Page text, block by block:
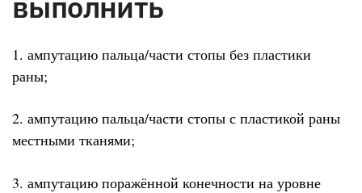
1. ампутацию пальца/части стопы без пластики
раны;
2. ампутацию пальца/части стопы с пластикой раны
местными тканями;
3. ампутацию поражённой конечности на уровне